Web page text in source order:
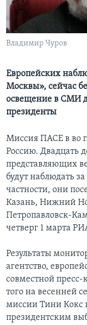
Learning English
СОЦИАЛЬНЫЕ СЕТИ
Владимир Чуров
Европейских
Москвы», сейчас
освещение в СМИ
президенты
Миссия ПАСЕ в во
Россию. Двадцать
представляющих
будут наблюдать
частности, они
Казань, Нижний
Петропавловск-
четверг 1 марта
Результаты
агентство,
совместной
того на весенней
миссии Тини Кокс
президентским